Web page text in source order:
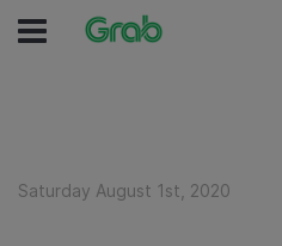
Saturday August 1st, 2020